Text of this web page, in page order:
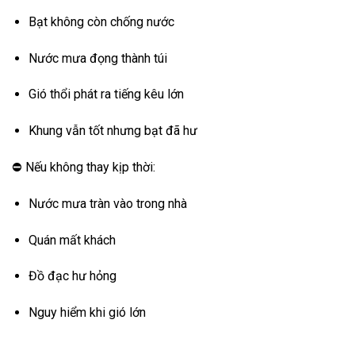
Bạt không còn chống nước
Nước mưa đọng thành túi
Gió thổi phát ra tiếng kêu lớn
Khung vẫn tốt nhưng bạt đã hư
⛔ Nếu không thay kịp thời:
Nước mưa tràn vào trong nhà
Quán mất khách
Đồ đạc hư hỏng
Nguy hiểm khi gió lớn